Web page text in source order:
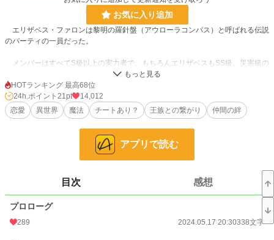
お気に入り追加
エリザベス・ファロンは黎明の羅針盤（アウローラコンパス）と呼ばれる伝説
のパーティの一員だった。
メンバーはすべてS級以上の実力者で、もちろんエリザベスもSS級。災害級の
事案に対応できる数少ないパーティだったが、結成してわずか２年足らずでその
活動は休眠となり「解散したのでは？」と人は色々な噂をしたが、今では国内散
り散りでそれぞれ自由に行動しているらしい。
エリザベスは名前をリサ・ファローと名乗り、姿も変え一般冒険者として田舎
の町ガレーヌで暮らしている。
その町のギルマスのグレンはリサの正体を知る数少ない人物で、その彼からラ
リー・ブレイクと名乗る人物からの依頼を受けるように告げられる。
それは彼女の人生を大きく変えるものだとは知らずに。
※ゆる～い設定です。
HOTランキング 最高68位
24h.ポイント 21pt
14,012
恋愛
異世界 魔法 チートあり？ 王族との繋がり 仲間の絆
アプリで読む
目次 感想
プロローグ
289 2024.05.17 20:30338文字